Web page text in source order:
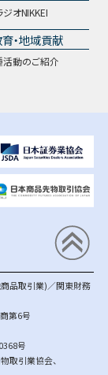
ジオNIKKEI
・地域貢献
活動のご紹介
品取引業)／関東財務
第6号
号
取引業協会、